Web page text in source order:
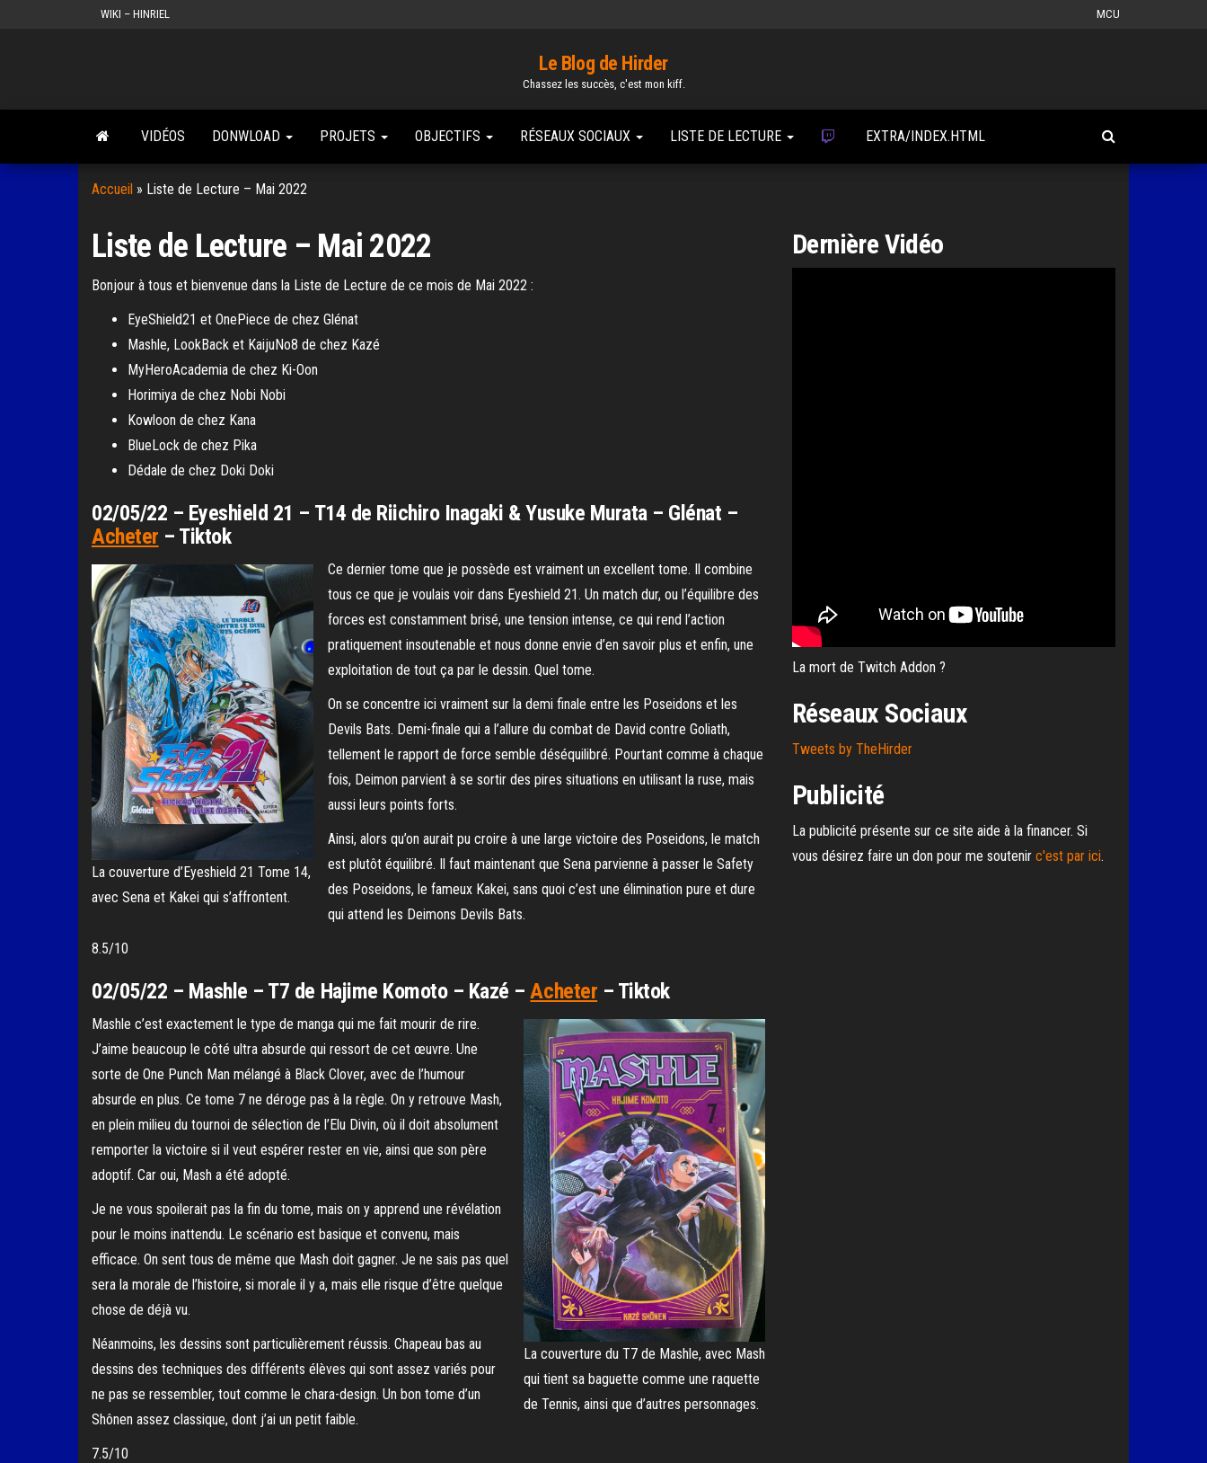
WIKI – HINRIEL MCU
Le Blog de Hirder
Chassez les succès, c'est mon kiff.
VIDÉOS DONWLOAD PROJETS OBJECTIFS RÉSEAUX SOCIAUX LISTE DE LECTURE EXTRA/INDEX.HTML
Accueil » Liste de Lecture – Mai 2022
Liste de Lecture – Mai 2022
Bonjour à tous et bienvenue dans la Liste de Lecture de ce mois de Mai 2022 :
EyeShield21 et OnePiece de chez Glénat
Mashle, LookBack et KaijuNo8 de chez Kazé
MyHeroAcademia de chez Ki-Oon
Horimiya de chez Nobi Nobi
Kowloon de chez Kana
BlueLock de chez Pika
Dédale de chez Doki Doki
02/05/22 – Eyeshield 21 – T14 de Riichiro Inagaki & Yusuke Murata – Glénat –
Acheter – Tiktok
La couverture d’Eyeshield 21 Tome 14,
avec Sena et Kakei qui s’affrontent.
Ce dernier tome que je possède est vraiment un excellent tome. Il combine
tous ce que je voulais voir dans Eyeshield 21. Un match dur, ou l’équilibre des
forces est constamment brisé, une tension intense, ce qui rend l’action
pratiquement insoutenable et nous donne envie d’en savoir plus et enfin, une
exploitation de tout ça par le dessin. Quel tome.
On se concentre ici vraiment sur la demi finale entre les Poseidons et les
Devils Bats. Demi-finale qui a l’allure du combat de David contre Goliath,
tellement le rapport de force semble déséquilibré. Pourtant comme à chaque
fois, Deimon parvient à se sortir des pires situations en utilisant la ruse, mais
aussi leurs points forts.
Ainsi, alors qu’on aurait pu croire à une large victoire des Poseidons, le match
est plutôt équilibré. Il faut maintenant que Sena parvienne à passer le Safety
des Poseidons, le fameux Kakei, sans quoi c’est une élimination pure et dure
qui attend les Deimons Devils Bats.
8.5/10
02/05/22 – Mashle – T7 de Hajime Komoto – Kazé –Acheter – Tiktok
La couverture du T7 de Mashle, avec Mash
qui tient sa baguette comme une raquette
de Tennis, ainsi que d’autres personnages.
Mashle c’est exactement le type de manga qui me fait mourir de rire.
J’aime beaucoup le côté ultra absurde qui ressort de cet œuvre. Une
sorte de One Punch Man mélangé à Black Clover, avec de l’humour
absurde en plus. Ce tome 7 ne déroge pas à la règle. On y retrouve Mash,
en plein milieu du tournoi de sélection de l’Elu Divin, où il doit absolument
remporter la victoire si il veut espérer rester en vie, ainsi que son père
adoptif. Car oui, Mash a été adopté.
Je ne vous spoilerait pas la fin du tome, mais on y apprend une révélation
pour le moins inattendu. Le scénario est basique et convenu, mais
efficace. On sent tous de même que Mash doit gagner. Je ne sais pas quel
sera la morale de l’histoire, si morale il y a, mais elle risque d’être quelque
chose de déjà vu.
Néanmoins, les dessins sont particulièrement réussis. Chapeau bas au
dessins des techniques des différents élèves qui sont assez variés pour
ne pas se ressembler, tout comme le chara-design. Un bon tome d’un
Shônen assez classique, dont j’ai un petit faible.
7.5/10
Dernière Vidéo
La mort de Twitch Addon ?
Réseaux Sociaux
Tweets by TheHirder
Publicité
La publicité présente sur ce site aide à la financer. Si
vous désirez faire un don pour me soutenir c'est par ici.